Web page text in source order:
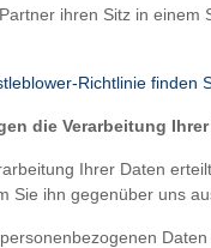
ihren Sitz in
Richtlinie finden
die Verarbeitung Ihrer
Ihrer Daten
Sie ihn gegenüber uns